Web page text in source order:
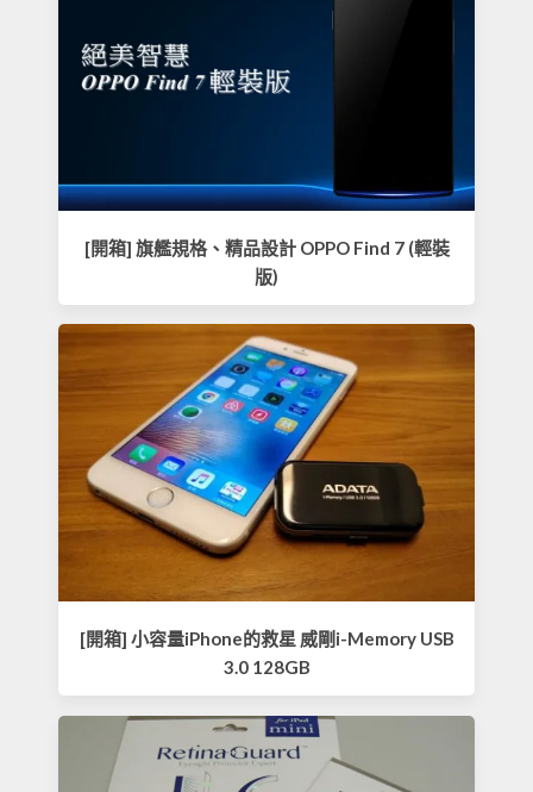
[開箱] 旗艦規格、精品設計 OPPO Find 7 (輕裝
版)
[開箱] 小容量iPhone的救星 威剛i-Memory USB
3.0 128GB